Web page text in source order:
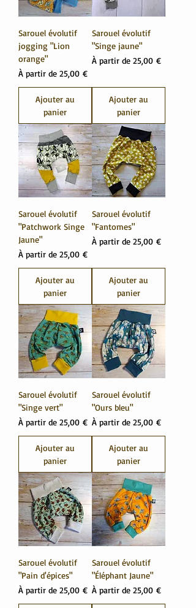
Sarouel évolutif
jogging "Lion
orange"
À partir de 25,00 €
Prix promotionnel
Ajouter au
panier
Sarouel évolutif
"Singe jaune"
À partir de 25,00 €
Prix promotionnel
Ajouter au
panier
Sarouel évolutif
"Patchwork Singe
Jaune"
À partir de 25,00 €
Prix promotionnel
Ajouter au
panier
Sarouel évolutif
"Fantomes"
À partir de 25,00 €
Prix promotionnel
Ajouter au
panier
Sarouel évolutif
"Singe vert"
À partir de 25,00 €
Prix promotionnel
Ajouter au
panier
Sarouel évolutif
"Ours bleu"
À partir de 25,00 €
Prix promotionnel
Ajouter au
panier
Sarouel évolutif
"Pain d'épices"
À partir de 25,00 €
Prix promotionnel
Sarouel évolutif
"Éléphant Jaune"
À partir de 25,00 €
Prix promotionnel